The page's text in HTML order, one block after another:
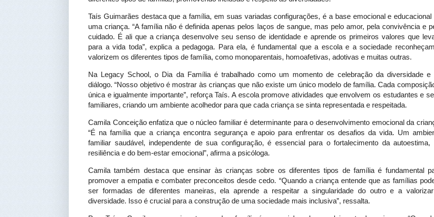
Taís Guimarães destaca que a família, em suas variadas configurações, é a base emocional e educacional
uma criança. “A família não é definida apenas pelos laços de sangue, mas pelo amor, pela convivência e
cuidado. É ali que a criança desenvolve seu senso de identidade e aprende os primeiros valores que
para a vida toda”, explica a pedagoga. Para ela, é fundamental que a escola e a sociedade
valorizem os diferentes tipos de família, como monoparentais, homoafetivas, adotivas e muitas outras.
Na Legacy School, o Dia da Família é trabalhado como um momento de celebração da diversidade e
diálogo. “Nosso objetivo é mostrar às crianças que não existe um único modelo de família. Cada
única e igualmente importante”, reforça Taís. A escola promove atividades que envolvem os estudantes e
familiares, criando um ambiente acolhedor para que cada criança se sinta representada e respeitada.
Camila Conceição enfatiza que o núcleo familiar é determinante para o desenvolvimento emocional da
“É na família que a criança encontra segurança e apoio para enfrentar os desafios da vida. Um
familiar saudável, independente de sua configuração, é essencial para o fortalecimento da autoestima,
resiliência e do bem-estar emocional”, afirma a psicóloga.
Camila também destaca que ensinar às crianças sobre os diferentes tipos de família é fundamental
promover a empatia e combater preconceitos desde cedo. “Quando a criança entende que as famílias
ser formadas de diferentes maneiras, ela aprende a respeitar a singularidade do outro e a
diversidade. Isso é crucial para a construção de uma sociedade mais inclusiva”, ressalta.